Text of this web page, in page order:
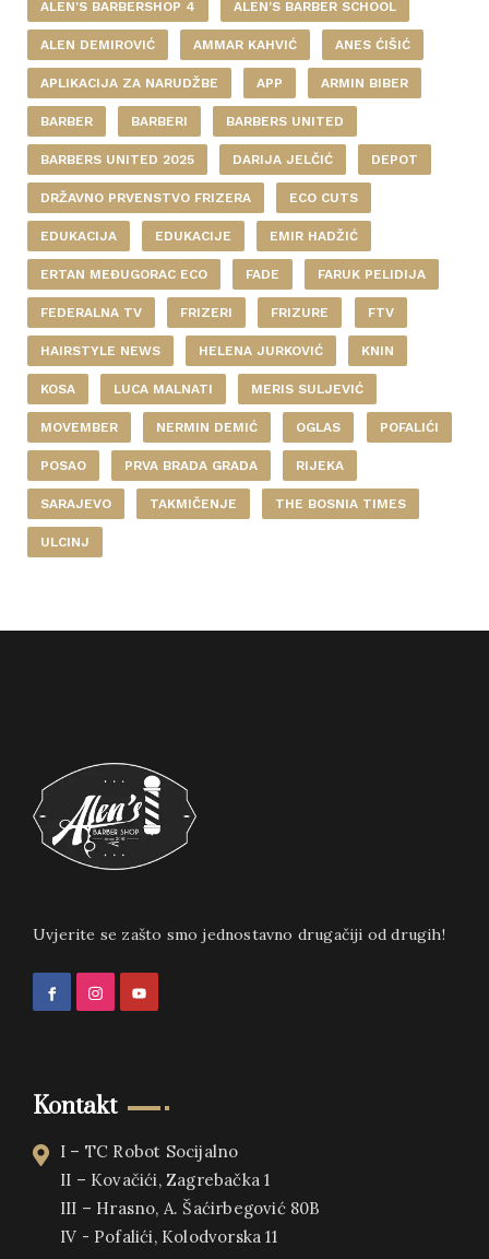
ALEN'S BARBERSHOP 4 ALEN'S BARBER SCHOOL
ALEN DEMIROVIĆ AMMAR KAHVIĆ ANES ĆIŠIĆ
APLIKACIJA ZA NARUDŽBE APP ARMIN BIBER
BARBER BARBERI BARBERS UNITED
BARBERS UNITED 2025 DARIJA JELČIĆ DEPOT
DRŽAVNO PRVENSTVO FRIZERA ECO CUTS
EDUKACIJA EDUKACIJE EMIR HADŽIĆ
ERTAN MEĐUGORAC ECO FADE FARUK PELIDIJA
FEDERALNA TV FRIZERI FRIZURE FTV
HAIRSTYLE NEWS HELENA JURKOVIĆ KNIN
KOSA LUCA MALNATI MERIS SULJEVIĆ
MOVEMBER NERMIN DEMIĆ OGLAS POFALIĆI
POSAO PRVA BRADA GRADA RIJEKA
SARAJEVO TAKMIČENJE THE BOSNIA TIMES
ULCINJ
Uvjerite se zašto smo jednostavno drugačiji od drugih!
Kontakt
I – TC Robot Socijalno
II – Kovačići, Zagrebačka 1
III – Hrasno, A. Šaćirbegović 80B
IV - Pofalići, Kolodvorska 11